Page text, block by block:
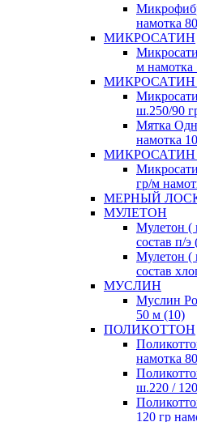
намотка
МИКРОСАТИН
м намотка
ш.250/90
Мятка
намотка
гр/м
МЕРНЫЙ
МУЛЕТОН
Мулетон (
состав п/э
Мулетон (
состав
МУСЛИН
Муслин
50 м (10)
ПОЛИКОТТОН
намотка
ш.220 /
120 гр